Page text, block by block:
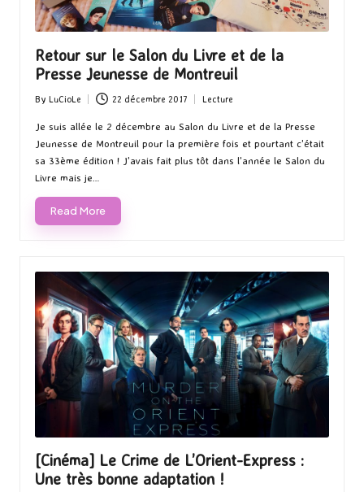
Retour sur le Salon du Livre et de la
Presse Jeunesse de Montreuil
Posted
by
By LuCioLe 22 décembre 2017
Posted
in
Lecture
Je suis allée le 2 décembre au Salon du Livre et de la Presse
Jeunesse de Montreuil pour la première fois et pourtant c'était
sa 33ème édition ! J'avais fait plus tôt dans l'année le Salon du
Livre mais je…
Read More
[Cinéma] Le Crime de L’Orient-Express :
Une très bonne adaptation !